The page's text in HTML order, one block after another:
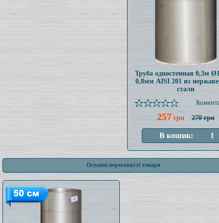
Труба одностенная 0,3м
0,8мм AISI 201 из
стали
257 грн 270 грн
Останні переглянуті товари